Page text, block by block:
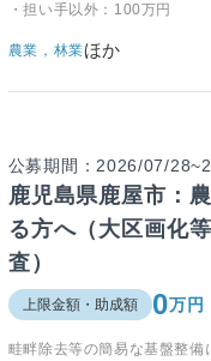
・担い手以外：100万円
農業，林業ほか
公募期間：2026/07/
鹿児島県鹿屋市：
る方へ（大区画化
査）
上限金額・助成額 0万円
畦畔除去等の簡易な基盤整